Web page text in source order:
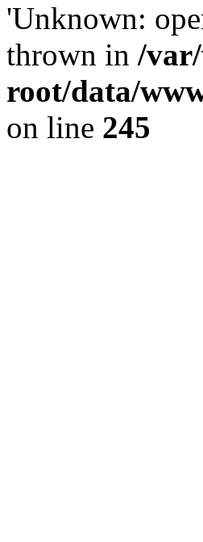
'Unknown:
thrown in /
root/data/
on line 245